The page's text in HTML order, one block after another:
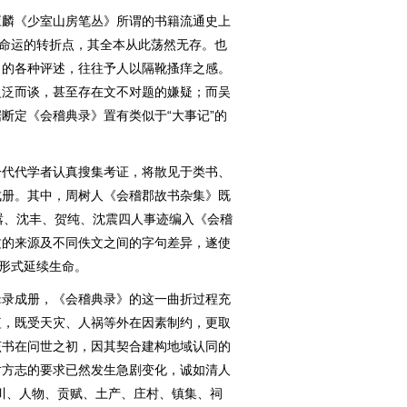
少室山房笔丛》所谓的书籍流通史上
运的转折点，其全本从此荡然无存。也
各种评述，往往予人以隔靴搔痒之感。
而谈，甚至存在文不对题的嫌疑；而吴
定《会稽典录》置有类似于“大事记”的
学者认真搜集考证，将散见于类书、
。其中，周树人《会稽郡故书杂集》既
沈丰、贺纯、沈震四人事迹编入《会稽
来源及不同佚文之间的字句差异，遂使
式延续生命。
册，《会稽典录》的这一曲折过程充
既受天灾、人祸等外在因素制约，更取
在问世之初，因其契合建构地域认同的
志的要求已然发生急剧变化，诚如清人
人物、贡赋、土产、庄村、镇集、祠